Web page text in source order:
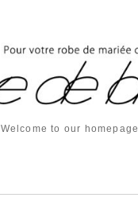
Welcome to our homepage